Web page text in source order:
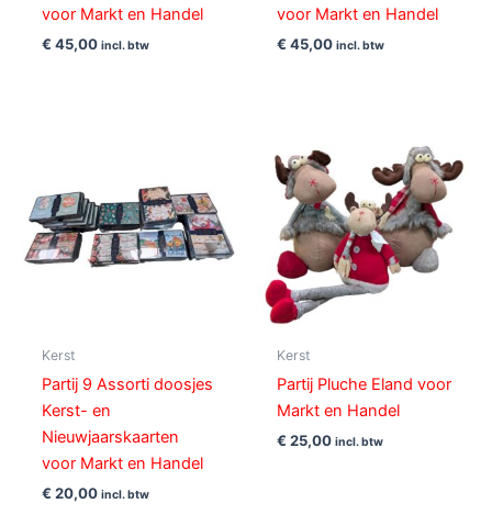
voor Markt en Handel
€ 45,00 incl. btw
voor Markt en Handel
€ 45,00 incl. btw
Kerst
Partij 9 Assorti doosjes
Kerst- en
Nieuwjaarskaarten
voor Markt en Handel
€ 20,00 incl. btw
Kerst
Partij Pluche Eland voor
Markt en Handel
€ 25,00 incl. btw